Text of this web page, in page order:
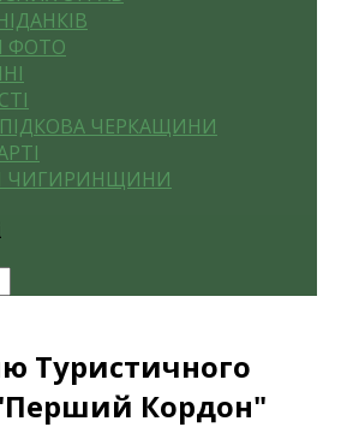
ФОТО
ЧЕРКАЩИНИ
ЧИГИРИНЩИНИ
Туристичного
Кордон"